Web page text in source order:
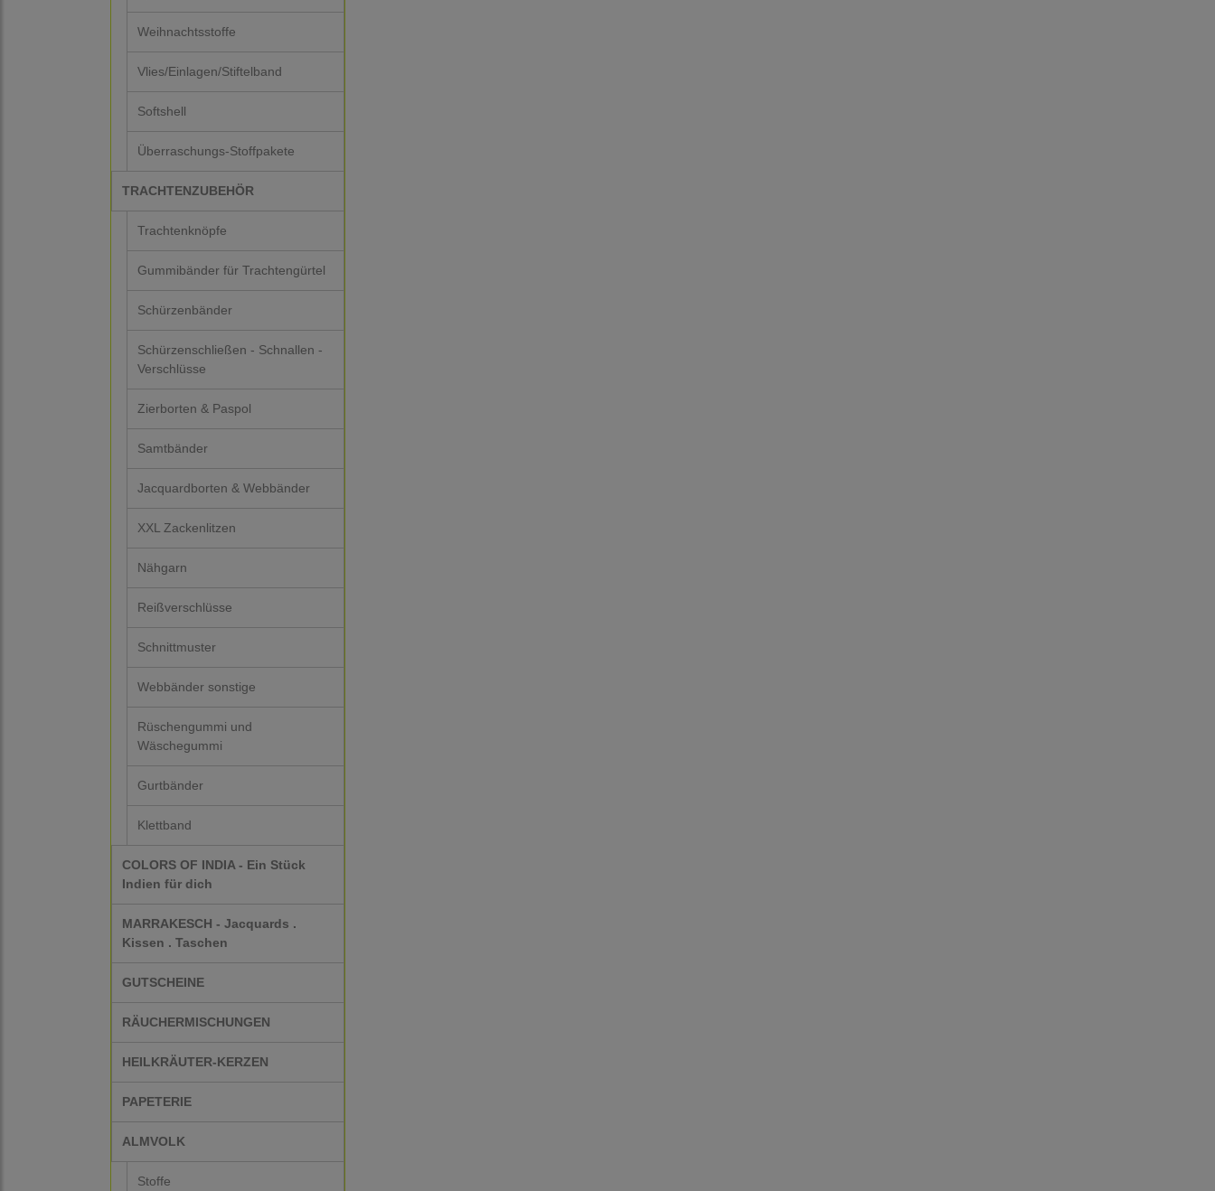
Weihnachtsstoffe
Vlies/Einlagen/Stiftelband
Softshell
Überraschungs-Stoffpakete
TRACHTENZUBEHÖR
Trachtenknöpfe
Gummibänder für Trachtengürtel
Schürzenbänder
Schürzenschließen - Schnallen -
Verschlüsse
Zierborten & Paspol
Samtbänder
Jacquardborten & Webbänder
XXL Zackenlitzen
Nähgarn
Reißverschlüsse
Schnittmuster
Webbänder sonstige
Rüschengummi und
Wäschegummi
Gurtbänder
Klettband
COLORS OF INDIA - Ein Stück
Indien für dich
MARRAKESCH - Jacquards .
Kissen . Taschen
GUTSCHEINE
RÄUCHERMISCHUNGEN
HEILKRÄUTER-KERZEN
PAPETERIE
ALMVOLK
Stoffe